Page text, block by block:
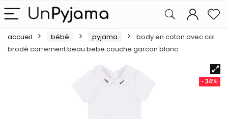
accueil bébé pyjama
body en coton avec col
brodé carrement beau bebe couche garcon blanc
- 34%